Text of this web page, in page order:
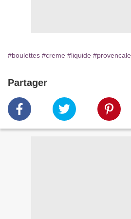
#boulettes #creme #liquide #provencale
Partager